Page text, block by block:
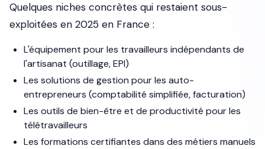
Quelques niches concrètes qui restaient sous-
exploitées en 2025 en France :
L'équipement pour les travailleurs indépendants de
l'artisanat (outillage, EPI)
Les solutions de gestion pour les auto-
entrepreneurs (comptabilité simplifiée, facturation)
Les outils de bien-être et de productivité pour les
télétravailleurs
Les formations certifiantes dans des métiers manuels